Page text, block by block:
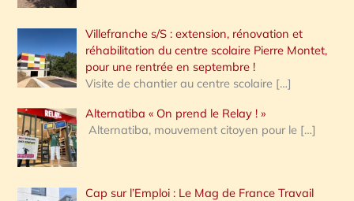
Villefranche s/S : extension, rénovation et
réhabilitation du centre scolaire Pierre Montet,
pour une rentrée en septembre !
Visite de chantier au centre scolaire […]
Alternatiba « On prend le Relay ! »
Alternatiba, mouvement citoyen pour le […]
Cap sur l’Emploi : Le Mag de France Travail